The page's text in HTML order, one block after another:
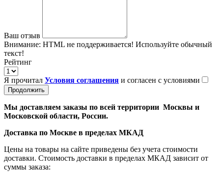
Ваш отзыв
Внимание: HTML не поддерживается! Используйте обычный
текст!
Рейтинг
Я прочитал Условия соглашения и согласен с условиями
Продолжить
Мы доставляем заказы по всей территории Москвы и
Московской области, России.
Доставка по Москве в пределах МКАД
Цены на товары на сайте приведены без учета стоимости
доставки. Стоимость доставки в пределах МКАД зависит от
суммы заказа: